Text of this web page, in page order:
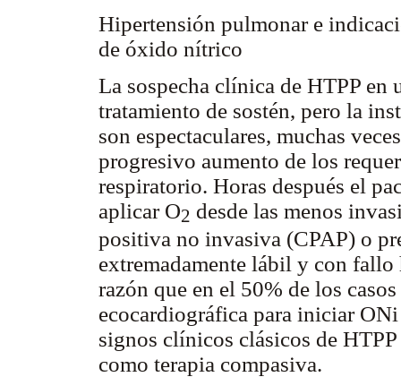
Hipertensión pulmonar e
de óxido nítrico
La sospecha clínica de HTPP
tratamiento de sostén, pero la
son espectaculares, muchas
progresivo aumento de los
respiratorio. Horas después el
aplicar O2 desde las menos
positiva no invasiva (CPAP) o
extremadamente lábil y con
razón que en el 50% de los
ecocardiográfica para iniciar
signos clínicos clásicos de
como terapia compasiva.